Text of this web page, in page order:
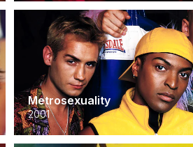
Metrosexuality
2001